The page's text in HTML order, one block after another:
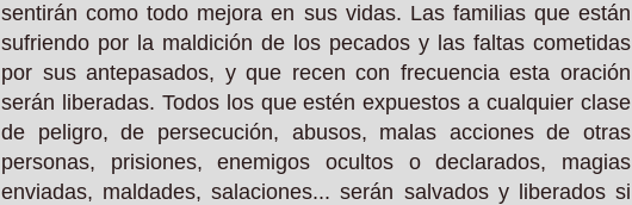
sentirán como todo mejora en sus vidas. Las familias que están
sufriendo por la maldición de los pecados y las faltas cometidas
por sus antepasados, y que recen con frecuencia esta oración
serán liberadas. Todos los que estén expuestos a cualquier clase
de peligro, de persecución, abusos, malas acciones de otras
personas, prisiones, enemigos ocultos o declarados, magias
enviadas, maldades, salaciones... serán salvados y liberados si